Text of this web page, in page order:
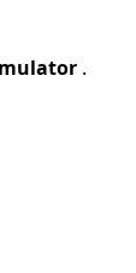
.